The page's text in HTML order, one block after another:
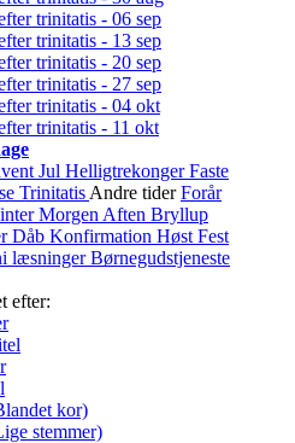
trinitatis - 06 sep
trinitatis - 13 sep
trinitatis - 20 sep
trinitatis - 27 sep
trinitatis - 04 okt
trinitatis - 11 okt
Jul HelligtrekongerFaste
Trinitatis Andre tider Forår
Morgen Aften Bryllup
Dåb Konfirmation Høst Fest
læsningerBørnegudstjeneste
efter:
kor)
stemmer)